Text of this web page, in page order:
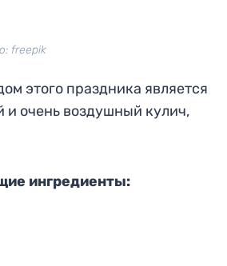
freepik
этого праздника является
и очень воздушный кулич,
ингредиенты: